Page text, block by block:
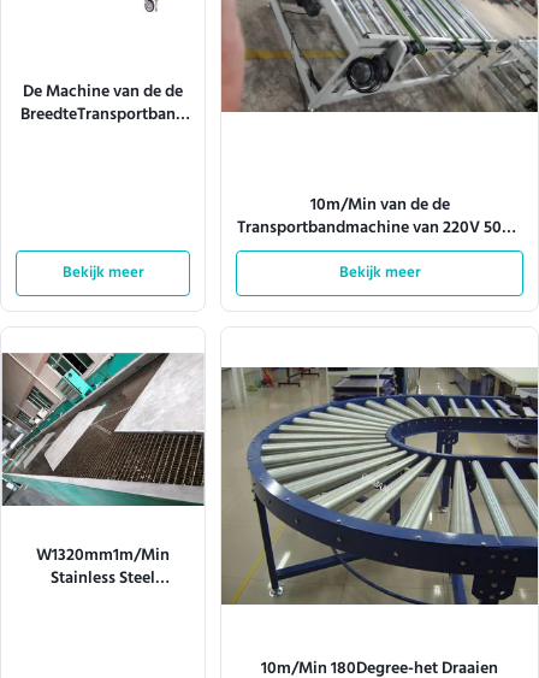
De Machine van de de
BreedteTransportband
Bekijk meer
10m/Min van de de
Transportbandmachine van 220V 50HZ
Cnc de Aandrijvingsrol het Vervoeren
Bekijk meer
W1320mm1m/Min
Stainless Steel
10m/Min 180Degree-het Draaien